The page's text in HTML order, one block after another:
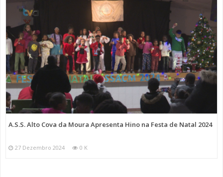
A.S.S. Alto Cova da Moura Apresenta Hino na Festa de Natal 2024
27 Dezembro 2024 0 K